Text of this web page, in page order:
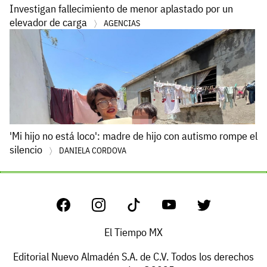
Investigan fallecimiento de menor aplastado por un
elevador de carga
AGENCIAS
'Mi hijo no está loco': madre de hijo con autismo rompe el
silencio
DANIELA CORDOVA
El Tiempo MX
Editorial Nuevo Almadén S.A. de C.V. Todos los derechos